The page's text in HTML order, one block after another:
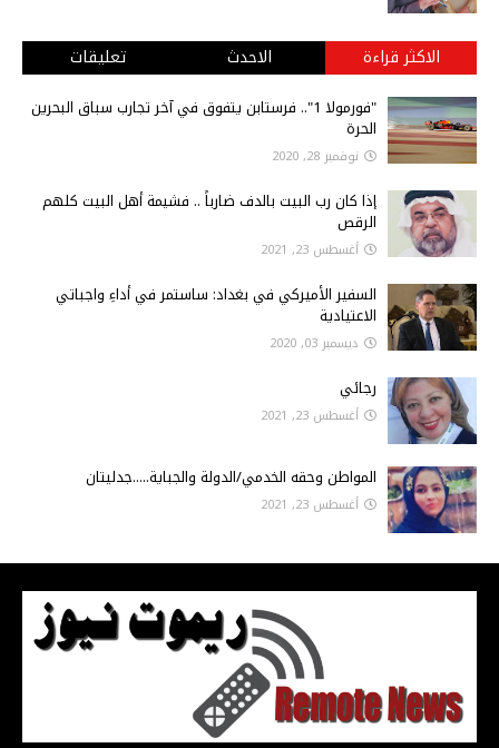
الاكثر قراءة الاحدث تعليقات
"فورمولا 1".. فرستابن يتفوق في آخر تجارب سباق البحرين
الحرة
نوفمبر 28, 2020
إذا كان رب البيت بالدف ضارباً .. فشيمة أهل البيت كلهم
الرقص
أغسطس 23, 2021
السفير الأميركي في بغداد: ساستمر في أداءِ واجباتي
الاعتيادية
ديسمبر 03, 2020
رجائي
أغسطس 23, 2021
المواطن وحقه الخدمي/الدولة والجباية.....جدليتان
أغسطس 23, 2021